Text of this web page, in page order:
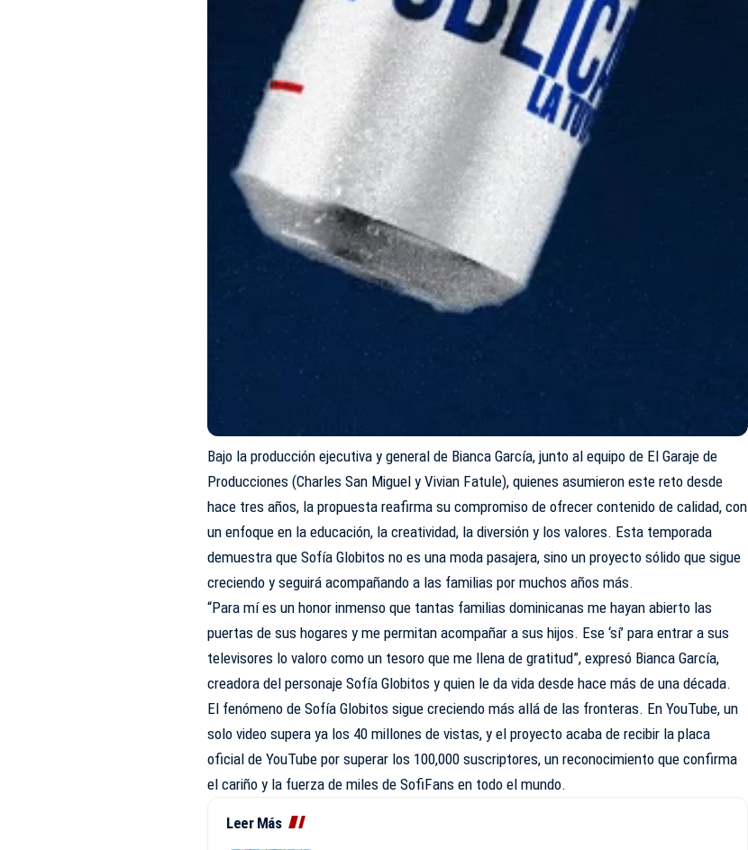
Bajo la producción ejecutiva y general de Bianca García, junto al equipo de El Garaje de
Producciones (Charles San Miguel y Vivian Fatule), quienes asumieron este reto desde
hace tres años, la propuesta reafirma su compromiso de ofrecer contenido de calidad, con
un enfoque en la educación, la creatividad, la diversión y los valores. Esta temporada
demuestra que Sofía Globitos no es una moda pasajera, sino un proyecto sólido que sigue
creciendo y seguirá acompañando a las familias por muchos años más.
“Para mí es un honor inmenso que tantas familias dominicanas me hayan abierto las
puertas de sus hogares y me permitan acompañar a sus hijos. Ese ‘sí’ para entrar a sus
televisores lo valoro como un tesoro que me llena de gratitud”, expresó Bianca García,
creadora del personaje Sofía Globitos y quien le da vida desde hace más de una década.
El fenómeno de Sofía Globitos sigue creciendo más allá de las fronteras. En YouTube, un
solo video supera ya los 40 millones de vistas, y el proyecto acaba de recibir la placa
oficial de YouTube por superar los 100,000 suscriptores, un reconocimiento que confirma
el cariño y la fuerza de miles de SofiFans en todo el mundo.
Leer Más